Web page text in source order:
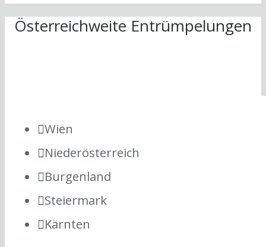
Österreichweite Entrümpelungen
Wien
Niederösterreich
Burgenland
Steiermark
Kärnten